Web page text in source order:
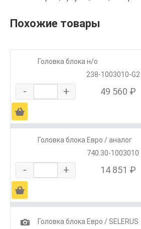
Похожие товары
Головка блока н/о
238-1003010-G2
- + 49 560 ₽
Ä
Головка блока Евро / аналог
740.30-1003010
- + 14 851 ₽
Ä
1
Головка блока Евро / SELERUS